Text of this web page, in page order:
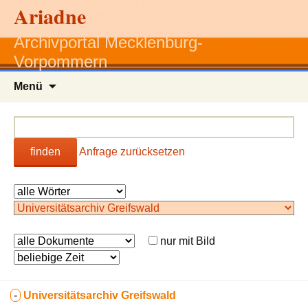
Ariadne
Archivportal Mecklenburg-
Vorpommern
Menü
finden Anfrage zurücksetzen
nur mit Bild
- Universitätsarchiv Greifswald